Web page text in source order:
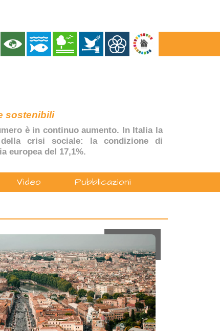
sostenibili
è in continuo aumento. In Italia la
crisi sociale: la condizione di
europea del 17,1%.
Video Pubblicazioni